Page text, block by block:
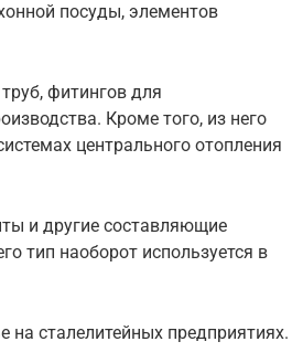
посуды, элементов
фитингов для
Кроме того, из него
центрального отопления
и другие составляющие
тип наоборот используется в
на сталелитейных предприятиях.